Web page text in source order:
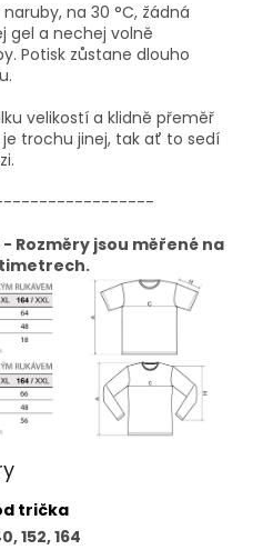
naruby, na 30 °C, žádná
gel a nechej volně
Potisk zůstane dlouho
velikostí a klidně přeměř
trochu jinej, tak ať to sedí
Rozměry jsou měřené na
trička
152, 164